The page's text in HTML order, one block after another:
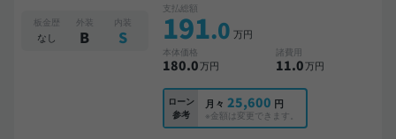
板金歴
なし
外装
B
内装
S
支払総額
191.0 万円
本体価格
180.0万円
諸費用
11.0万円
ローン
参考
月々 25,600 円
※金額は変更できます。